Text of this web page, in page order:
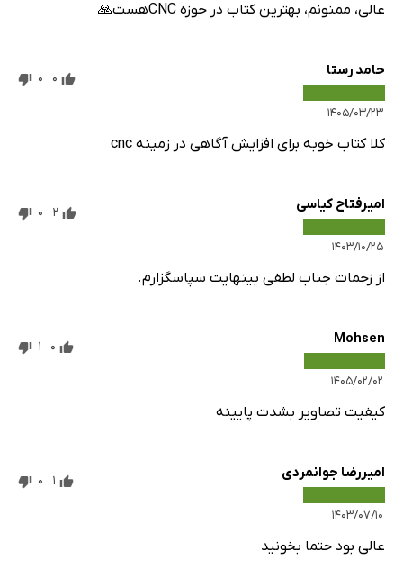
عالی، ممنونم، بهترین کتاب در حوزه CNCهست🙏
حامد رستا
۱۴۰۵/۰۳/۲۳
0
0
کلا کتاب خوبه برای افزایش آگاهی در زمینه cnc
امیرفتاح کیاسی
۱۴۰۳/۱۰/۲۵
2
0
از زحمات جناب لطفی بینهایت سپاسگزارم.
Mohsen
۱۴۰۵/۰۲/۰۲
0
1
کیفیت تصاویر بشدت پایینه
امیررضا جوانمردی
۱۴۰۳/۰۷/۱۰
1
0
عالی بود حتما بخونید